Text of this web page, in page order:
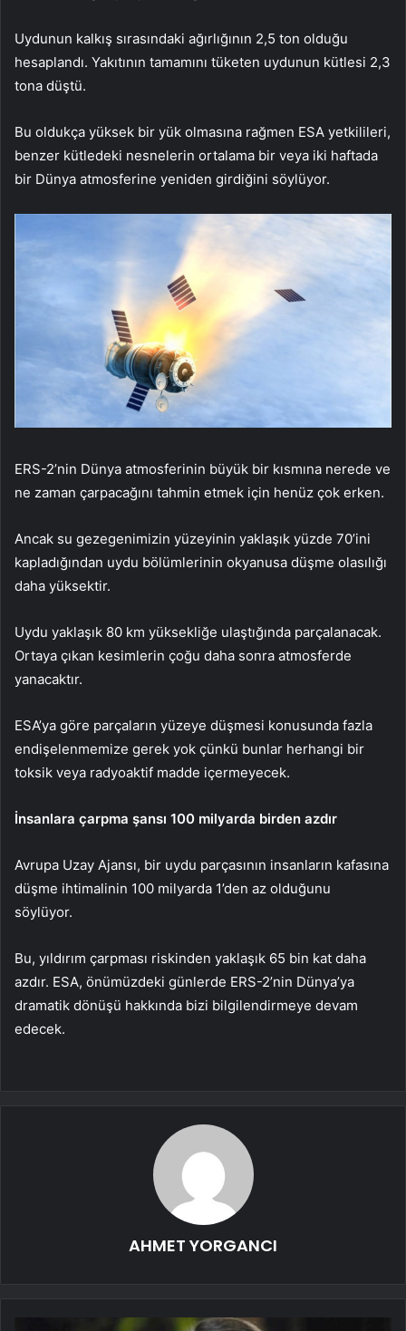
Uydunun kalkış sırasındaki ağırlığının 2,5 ton olduğu
hesaplandı. Yakıtının tamamını tüketen uydunun kütlesi 2,3
tona düştü.
Bu oldukça yüksek bir yük olmasına rağmen ESA yetkilileri,
benzer kütledeki nesnelerin ortalama bir veya iki haftada
bir Dünya atmosferine yeniden girdiğini söylüyor.
ERS-2’nin Dünya atmosferinin büyük bir kısmına nerede ve
ne zaman çarpacağını tahmin etmek için henüz çok erken.
Ancak su gezegenimizin yüzeyinin yaklaşık yüzde 70’ini
kapladığından uydu bölümlerinin okyanusa düşme olasılığı
daha yüksektir.
Uydu yaklaşık 80 km yüksekliğe ulaştığında parçalanacak.
Ortaya çıkan kesimlerin çoğu daha sonra atmosferde
yanacaktır.
ESA’ya göre parçaların yüzeye düşmesi konusunda fazla
endişelenmemize gerek yok çünkü bunlar herhangi bir
toksik veya radyoaktif madde içermeyecek.
İnsanlara çarpma şansı 100 milyarda birden azdır
Avrupa Uzay Ajansı, bir uydu parçasının insanların kafasına
düşme ihtimalinin 100 milyarda 1’den az olduğunu
söylüyor.
Bu, yıldırım çarpması riskinden yaklaşık 65 bin kat daha
azdır. ESA, önümüzdeki günlerde ERS-2’nin Dünya’ya
dramatik dönüşü hakkında bizi bilgilendirmeye devam
edecek.
AHMET YORGANCI